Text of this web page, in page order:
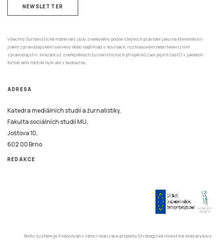
NEWSLETTER
Všechny žurnalistické materiály jsou zveřejněny podle stejných pravidel jako na kterémkoliv
jiném zpravodajském serveru nebo například v novinách, rozhlasovém nebo televizním
zpravodajství. Mazání už zveřejněných žurnalistických příspěvků (ani jejich částí) v jakékoli
formě není možné nyní ani v budoucnu.
ADRESA
Katedra mediálních studií a žurnalistiky,
Fakulta sociálních studií MU,
Joštova 10,
602 00 Brno
REDAKCE
Tento systém je financován v rámci realizace projektu Strategické investice Masarykovy